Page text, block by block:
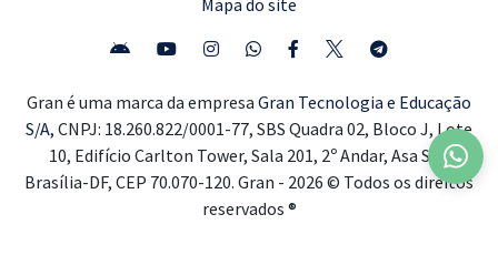
Mapa do site
Gran é uma marca da empresa Gran Tecnologia e Educação
S/A, CNPJ: 18.260.822/0001-77, SBS Quadra 02, Bloco J, Lote
10, Edifício Carlton Tower, Sala 201, 2º Andar, Asa Sul,
Brasília-DF, CEP 70.070-120. Gran - 2026 © Todos os direitos
reservados ®